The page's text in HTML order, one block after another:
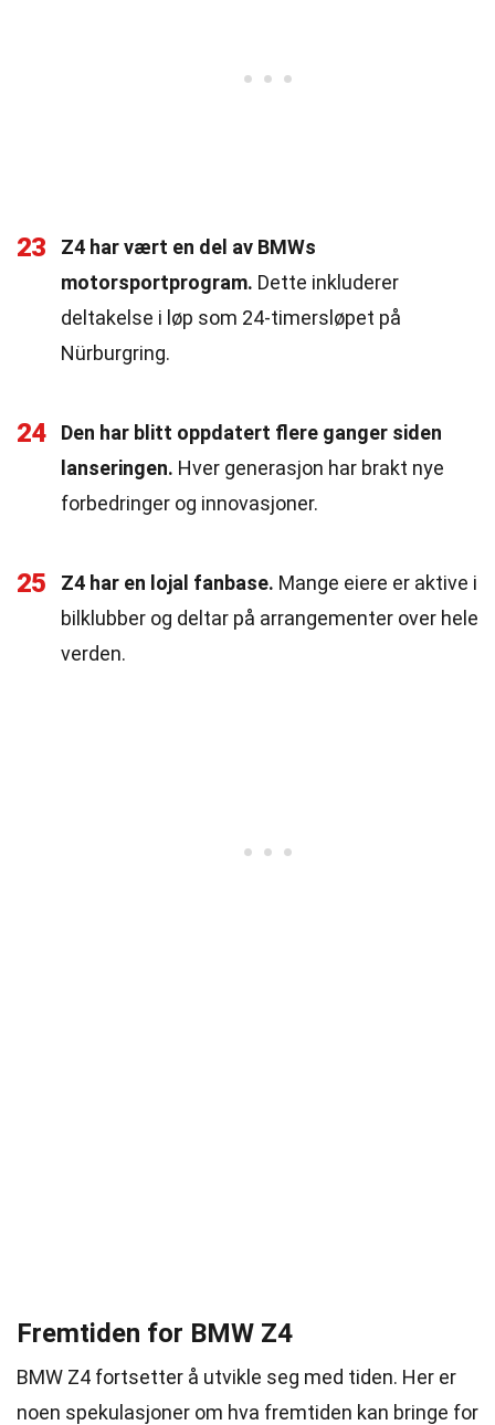
23
Z4 har vært en del av BMWs
motorsportprogram. Dette inkluderer
deltakelse i løp som 24-timersløpet på
Nürburgring.
24
Den har blitt oppdatert flere ganger siden
lanseringen. Hver generasjon har brakt nye
forbedringer og innovasjoner.
25 Z4 har en lojal fanbase. Mange eiere er aktive i
bilklubber og deltar på arrangementer over hele
verden.
Fremtiden for BMW Z4
BMW Z4 fortsetter å utvikle seg med tiden. Her er
noen spekulasjoner om hva fremtiden kan bringe for